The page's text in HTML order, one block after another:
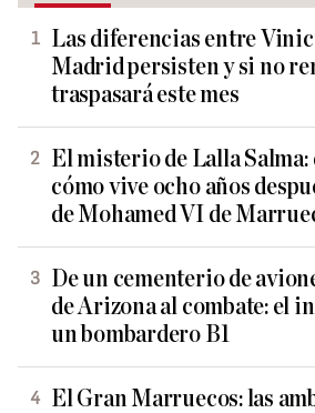
Las diferencias entre
Madrid persisten y si no
traspasará este mes
El misterio de Lalla Salma:
cómo vive ocho años
de Mohamed VI de
De un cementerio de
de Arizona al combate: el
un bombardero B1
El Gran Marruecos: las